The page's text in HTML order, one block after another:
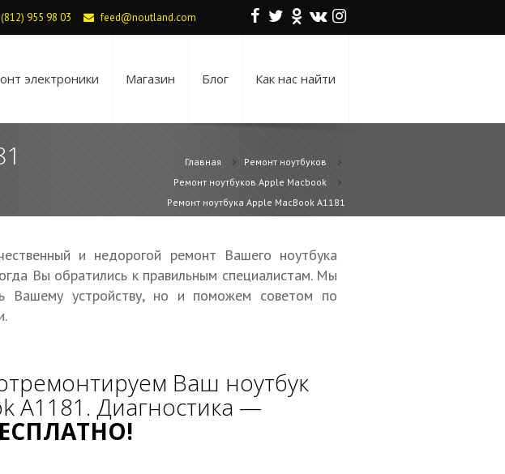
F T O V I
955 98 03 feed@noutland.com
электроники Магазин Блог Как нас найти
Главная
Ремонт ноутбуков
Ремонт ноутбуков Apple Macbook
Ремонт ноутбука Apple MacBook A1181
и недорогой ремонт Вашего ноутбука
Вы обратились к правильным специалистам. Мы
Вашему устройству, но и поможем советом по
Ваш ноутбук
A1181. Диагностика —